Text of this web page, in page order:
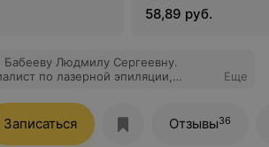
58,89 руб.
Бабееву Людмилу Сергеевну.
по лазерной эпиляции,
я безумно рада) в следующий
Рекомендую !
Еще
Записаться Отзывы36